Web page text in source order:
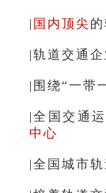
| 国内顶尖
|轨道交通企
|围绕“一带
|全国交通
中心
|全国城市